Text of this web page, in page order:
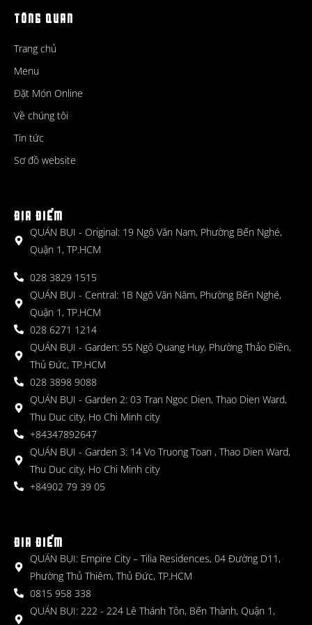
TỔNG QUAN
Trang chủ
Menu
Đặt Món Online
Về chúng tôi
Tin tức
Sơ đồ website
ĐỊA ĐIỂM
QUÁN BỤI - Original: 19 Ngô Văn Nam, Phường Bến Nghé,
Quận 1, TP.HCM
028 3829 1515
QUÁN BỤI - Central: 1B Ngô Văn Năm, Phường Bến Nghé,
Quận 1, TP.HCM
028 6271 1214
QUÁN BỤI - Garden: 55 Ngô Quang Huy, Phường Thảo Điền,
Thủ Đức, TP.HCM
028 3898 9088
QUÁN BỤI - Garden 2: 03 Tran Ngoc Dien, Thao Dien Ward,
Thu Duc city, Ho Chi Minh city
+84347892647
QUÁN BỤI - Garden 3: 14 Vo Truong Toan , Thao Dien Ward,
Thu Duc city, Ho Chi Minh city
+84902 79 39 05
ĐỊA ĐIỂM
QUÁN BỤI: Empire City – Tilia Residences, 04 Đường D11,
Phường Thủ Thiêm, Thủ Đức, TP.HCM
0815 958 338
QUÁN BỤI: 222 - 224 Lê Thánh Tôn, Bến Thành, Quận 1,